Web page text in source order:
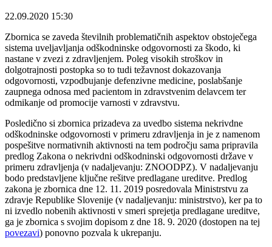
22.09.2020 15:30
Zbornica se zaveda številnih problematičnih aspektov obstoječega
sistema uveljavljanja odškodninske odgovornosti za škodo, ki
nastane v zvezi z zdravljenjem. Poleg visokih stroškov in
dolgotrajnosti postopka so to tudi težavnost dokazovanja
odgovornosti, vzpodbujanje defenzivne medicine, poslabšanje
zaupnega odnosa med pacientom in zdravstvenim delavcem ter
odmikanje od promocije varnosti v zdravstvu.
Posledično si zbornica prizadeva za uvedbo sistema nekrivdne
odškodninske odgovornosti v primeru zdravljenja in je z namenom
pospešitve normativnih aktivnosti na tem področju sama pripravila
predlog Zakona o nekrivdni odškodninski odgovornosti države v
primeru zdravljenja (v nadaljevanju: ZNOODPZ). V nadaljevanju
bodo predstavljene ključne rešitve predlagane ureditve. Predlog
zakona je zbornica dne 12. 11. 2019 posredovala Ministrstvu za
zdravje Republike Slovenije (v nadaljevanju: ministrstvo), ker pa to
ni izvedlo nobenih aktivnosti v smeri sprejetja predlagane ureditve,
ga je zbornica s svojim dopisom z dne 18. 9. 2020 (dostopen na tej
povezavi) ponovno pozvala k ukrepanju.